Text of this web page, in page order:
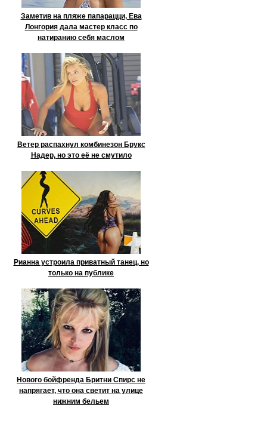
Заметив на пляже папарацци, Ева
Лонгория дала мастер класс по
натиранию себя маслом
Ветер распахнул комбинезон Брукс
Надер, но это её не смутило
Рианна устроила приватный танец, но
только на публике
Нового бойфренда Бритни Спирс не
напрягает, что она светит на улице
нижним бельем